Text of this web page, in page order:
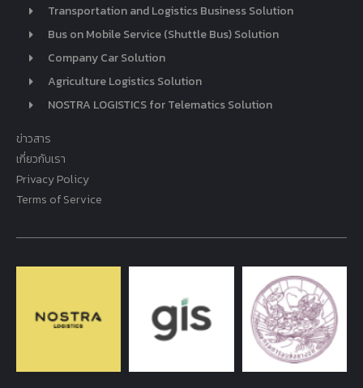
Transportation and Logistics Business Solution
Bus on Mobile Service (Shuttle Bus) Solution
Company Car Solution
Agriculture Logistics Solution
NOSTRA LOGISTICS for Telematics Solution
ข่าวสาร
เกี่ยวกับเรา
Privacy Policy
Terms of Service